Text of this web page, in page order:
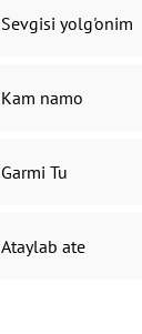
yolg'onim
namo
Tu
ate